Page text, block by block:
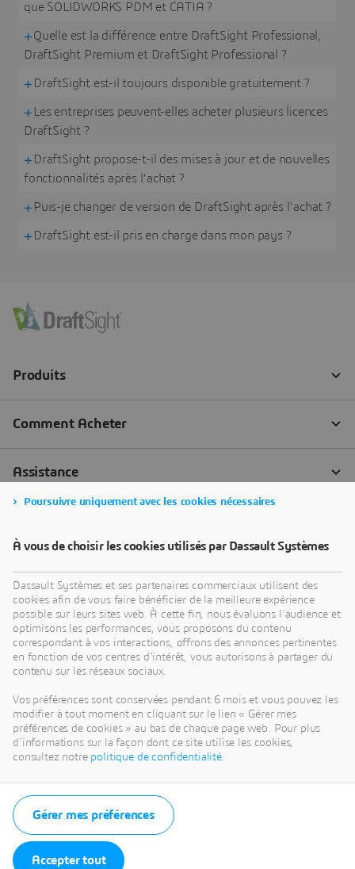
que SOLIDWORKS PDM et CATIA ?
Quelle est la différence entre DraftSight Professional,
DraftSight Premium et DraftSight Professional ?
DraftSight est-il toujours disponible gratuitement ?
Les entreprises peuvent-elles acheter plusieurs licences
DraftSight ?
DraftSight propose-t-il des mises à jour et de nouvelles
fonctionnalités après l'achat ?
Puis-je changer de version de DraftSight après l'achat ?
DraftSight est-il pris en charge dans mon pays ?
Poursuivre uniquement avec les cookies nécessaires
À vous de choisir les cookies utilisés par Dassault Systèmes
Dassault Systèmes et ses partenaires commerciaux utilisent des
cookies afin de vous faire bénéficier de la meilleure expérience
possible sur leurs sites web. À cette fin, nous évaluons l'audience et
optimisons les performances, vous proposons du contenu
correspondant à vos interactions, offrons des annonces pertinentes
en fonction de vos centres d'intérêt, vous autorisons à partager du
contenu sur les réseaux sociaux.
Vos préférences sont conservées pendant 6 mois et vous pouvez les
modifier à tout moment en cliquant sur le lien « Gérer mes
préférences de cookies » au bas de chaque page web. Pour plus
d'informations sur la façon dont ce site utilise les cookies,
consultez notre politique de confidentialité.
Accepter tout
Gérer mes préférences